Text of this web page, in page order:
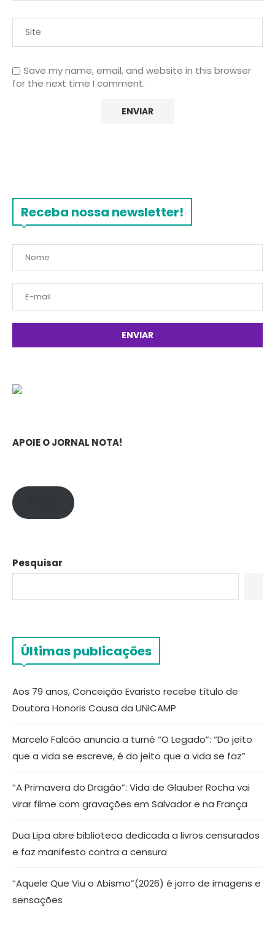
Save my name, email, and website in this browser
for the next time I comment.
Receba nossa newsletter!
APOIE O JORNAL NOTA!
Pesquisar
Últimas publicações
Aos 79 anos, Conceição Evaristo recebe título de
Doutora Honoris Causa da UNICAMP
Marcelo Falcão anuncia a turnê “O Legado”: “Do jeito
que a vida se escreve, é do jeito que a vida se faz”
“A Primavera do Dragão”: Vida de Glauber Rocha vai
virar filme com gravações em Salvador e na França
Dua Lipa abre biblioteca dedicada a livros censurados
e faz manifesto contra a censura
“Aquele Que Viu o Abismo”(2026) é jorro de imagens e
sensações